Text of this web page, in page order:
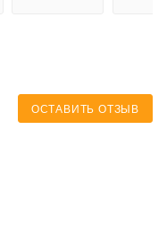
ОСТАВИТЬ ОТЗЫВ